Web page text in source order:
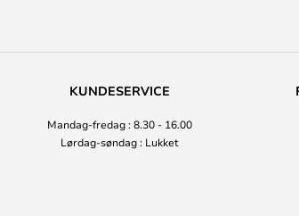
KUNDESERVICE
Mandag-fredag : 8.30 - 16.00
Lørdag-søndag : Lukket